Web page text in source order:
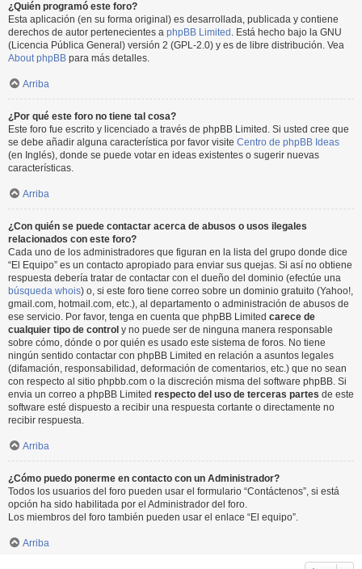
¿Quién programó este foro?
Esta aplicación (en su forma original) es desarrollada, publicada y contiene
derechos de autor pertenecientes a phpBB Limited . Está hecho bajo la GNU
(Licencia Pública General) versión 2 (GPL-2.0) y es de libre distribución. Vea
About phpBB para más detalles.
Arriba
¿Por qué este foro no tiene tal cosa?
Este foro fue escrito y licenciado a través de phpBB Limited. Si usted cree que
se debe añadir alguna característica por favor visite Centro de phpBB Ideas
(en Inglés), donde se puede votar en ideas existentes o sugerir nuevas
características.
Arriba
¿Con quién se puede contactar acerca de abusos o usos ilegales
relacionados con este foro?
Cada uno de los administradores que figuran en la lista del grupo donde dice
“El Equipo” es un contacto apropiado para enviar sus quejas. Si así no obtiene
respuesta debería tratar de contactar con el dueño del dominio (efectúe una
búsqueda whois) o, si este foro tiene correo sobre un dominio gratuito (Yahoo!,
gmail.com, hotmail.com, etc.), al departamento o administración de abusos de
ese servicio. Por favor, tenga en cuenta que phpBB Limited carece de
cualquier tipo de control y no puede ser de ninguna manera responsable
sobre cómo, dónde o por quién es usado este sistema de foros. No tiene
ningún sentido contactar con phpBB Limited en relación a asuntos legales
(difamación, responsabilidad, deformación de comentarios, etc.) que no sean
con respecto al sitio phpbb.com o la discreción misma del software phpBB. Si
envia un correo a phpBB Limited respecto del uso de terceras partes de este
software esté dispuesto a recibir una respuesta cortante o directamente no
recibir respuesta.
Arriba
¿Cómo puedo ponerme en contacto con un Administrador?
Todos los usuarios del foro pueden usar el formulario “Contáctenos”, si está
opción ha sido habilitada por el Administrador del foro.
Los miembros del foro también pueden usar el enlace “El equipo”.
Arriba